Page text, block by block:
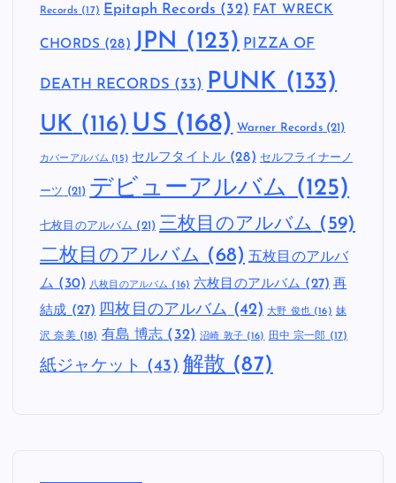
Records (17) Epitaph Records (32) FAT WRECK
CHORDS (28) JPN (123) PIZZA OF
DEATH RECORDS (33) PUNK (133)
UK (116) US (168) Warner Records(21)
カバーアルバム (15) セルフタイトル(28) セルフライナーノ
ーツ (21) デビューアルバム (125)
七枚目のアルバム (21) 三枚目のアルバム (59)
二枚目のアルバム (68) 五枚目のアルバ
ム (30) 八枚目のアルバム (16) 六枚目のアルバム (27) 再
結成 (27) 四枚目のアルバム (42) 大野 俊也(16) 妹
沢 奈美(18) 有島 博志 (32) 沼崎 敦子(16) 田中 宗一郎 (17)
紙ジャケット (43) 解散 (87)